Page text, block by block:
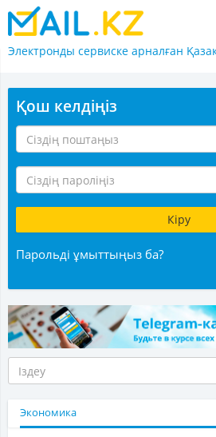
Электронды сервиске арналған
Қош келдіңіз
Парольді ұмыттыңыз ба?
Экономика